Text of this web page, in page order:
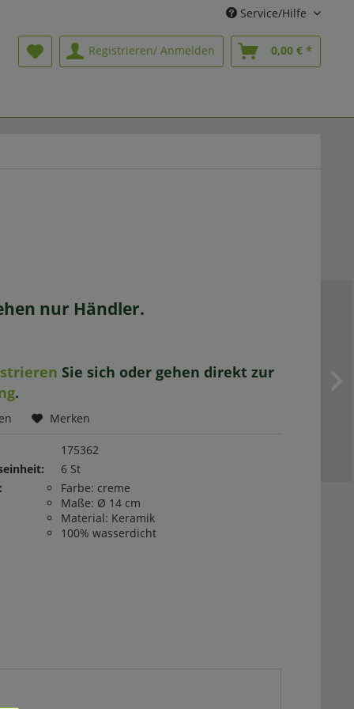
Service/Hilfe
Registrieren/ Anmelden 0,00 € *
nur Händler.
Sie sich oder gehen direkt zur
.
Merken
175362
6 St
Farbe: creme
Maße: Ø 14 cm
Material: Keramik
100% wasserdicht